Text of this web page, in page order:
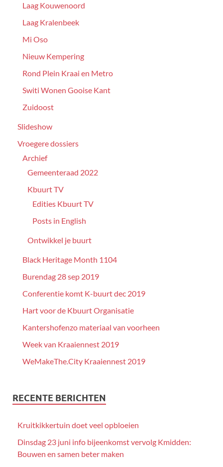
Laag Kouwenoord
Laag Kralenbeek
Mi Oso
Nieuw Kempering
Rond Plein Kraai en Metro
Switi Wonen Gooise Kant
Zuidoost
Slideshow
Vroegere dossiers
Archief
Gemeenteraad 2022
Kbuurt TV
Edities Kbuurt TV
Posts in English
Ontwikkel je buurt
Black Heritage Month 1104
Burendag 28 sep 2019
Conferentie komt K-buurt dec 2019
Hart voor de Kbuurt Organisatie
Kantershofenzo materiaal van voorheen
Week van Kraaiennest 2019
WeMakeThe.City Kraaiennest 2019
RECENTE BERICHTEN
Kruitkikkertuin doet veel opbloeien
Dinsdag 23 juni info bijeenkomst vervolg Kmidden:
Bouwen en samen beter maken